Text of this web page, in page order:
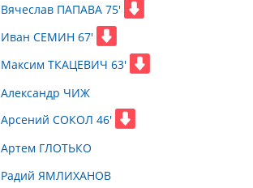
Вячеслав ПАПАВА 75'
Иван СЕМИН 67'
Максим ТКАЦЕВИЧ 63'
Александр ЧИЖ
Арсений СОКОЛ 46'
Артем ГЛОТЬКО
Радий ЯМЛИХАНОВ